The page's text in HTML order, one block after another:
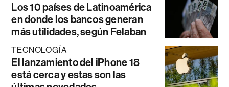
Los 10 países de Latinoamérica
en donde los bancos generan
más utilidades, según Felaban
TECNOLOGÍA
El lanzamiento del iPhone 18
está cerca y estas son las